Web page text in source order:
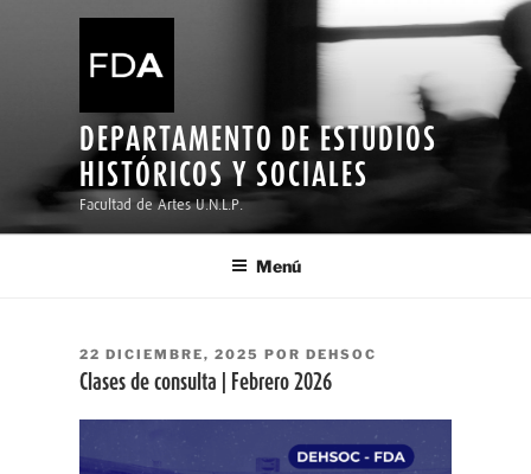
DEPARTAMENTO DE ESTUDIOS
HISTÓRICOS Y SOCIALES
Facultad de Artes U.N.L.P.
Menú
PUBLICADO
EL
22 DICIEMBRE, 2025 PORDEHSOC
Clases de consulta | Febrero 2026